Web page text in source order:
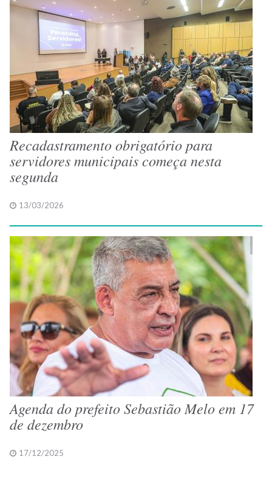
Recadastramento obrigatório para
servidores municipais começa nesta
segunda
13/03/2026
Agenda do prefeito Sebastião Melo em 17
de dezembro
17/12/2025